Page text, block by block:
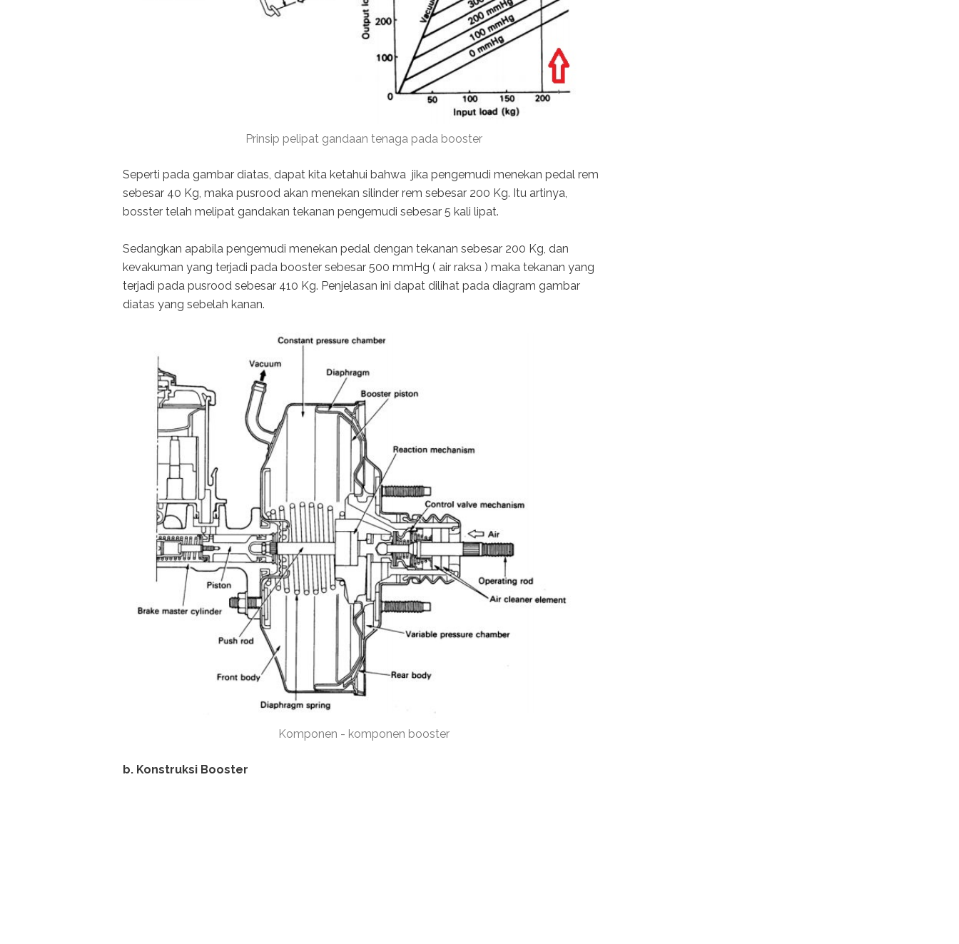
Prinsip pelipat gandaan tenaga pada booster
Seperti pada gambar diatas, dapat kita ketahui bahwa jika pengemudi menekan pedal rem
sebesar 40 Kg, maka pusrood akan menekan silinder rem sebesar 200 Kg. Itu artinya,
bosster telah melipat gandakan tekanan pengemudi sebesar 5 kali lipat.
Sedangkan apabila pengemudi menekan pedal dengan tekanan sebesar 200 Kg, dan
kevakuman yang terjadi pada booster sebesar 500 mmHg ( air raksa ) maka tekanan yang
terjadi pada pusrood sebesar 410 Kg. Penjelasan ini dapat dilihat pada diagram gambar
diatas yang sebelah kanan.
Komponen - komponen booster
b. Konstruksi Booster